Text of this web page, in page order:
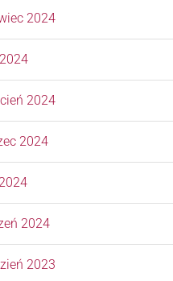
2024
2024
2024
2024
2023